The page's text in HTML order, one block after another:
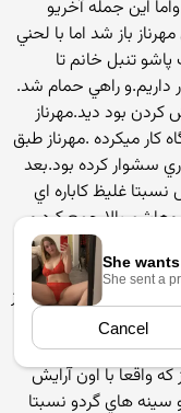
اين جمله آخريو
باز شد اما با لحني
تنبل خانم تا
راهي حمام شد.
كردن بود ديد.مهرناز
كار ميكرده .مهرناز طبق
آرايش غليظي كرده بود و موهاشو 1 وري سشوار كرده بود.بعد
سعي كرد بهنازو 1 آرايش نسبتا غليظ كاباره اي
بالا جمع كرد و
بهنازو نازتر كنه .بعد نوبت
از بالا كيپ بود و هر چي پايين
آزادتر ميشد پوشيد بدون سوتين .1 مانتو خيلي كوتاهه مشكي از
جمع ميشد و ناخونهاي
سبز نازك و
واقعا با اون آرايش
دودي رو سينه هاي گردو نسبتا